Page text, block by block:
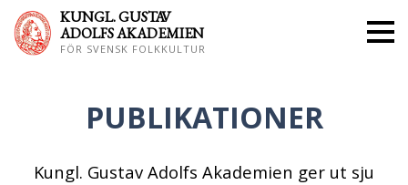
KUNGL. GUSTAV
ADOLFS AKADEMIEN
FÖR SVENSK FOLKKULTUR
PUBLIKATIONER
Kungl. Gustav Adolfs Akademien ger ut sju